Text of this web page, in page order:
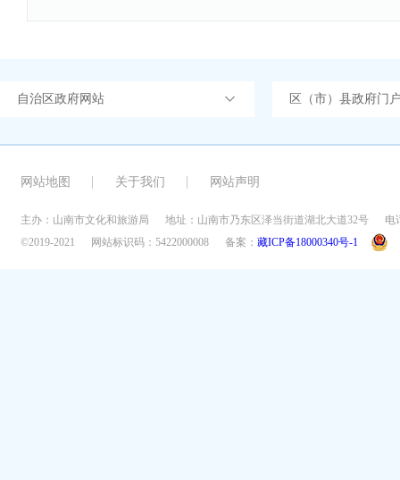
自治区政府网站 区（市）县政府门
网站地图 关于我们 网站声明
主办：山南市文化和旅游局 地址：山南市乃东区泽当街道湖北大道32号
电
©2019-2021
网站标识码：5422000008 备案： 藏ICP备18000340号-1